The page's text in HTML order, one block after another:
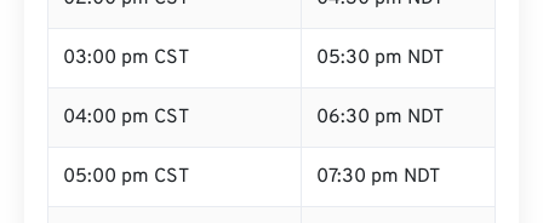
03:00 pm CST 05:30 pm NDT
04:00 pm CST 06:30 pm NDT
05:00 pm CST 07:30 pm NDT